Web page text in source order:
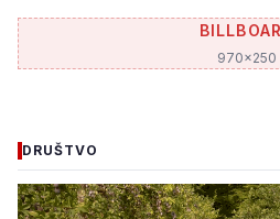
970x250
DRUŠTVO